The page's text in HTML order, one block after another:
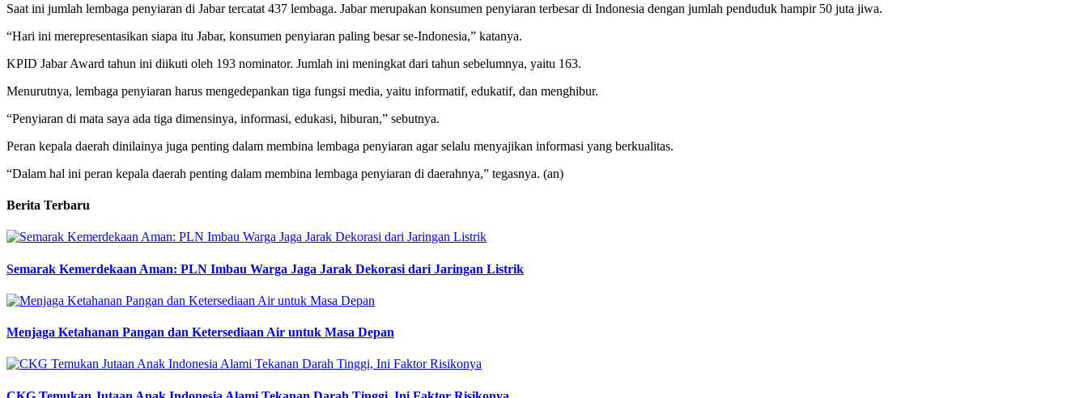
Saat ini jumlah lembaga penyiaran di Jabar tercatat 437 lembaga. Jabar merupakan konsumen penyiaran terbesar di Indonesia dengan jumlah penduduk hampir 50 juta jiwa.
“Hari ini merepresentasikan siapa itu Jabar, konsumen penyiaran paling besar se-Indonesia,” katanya.
KPID Jabar Award tahun ini diikuti oleh 193 nominator. Jumlah ini meningkat dari tahun sebelumnya, yaitu 163.
Menurutnya, lembaga penyiaran harus mengedepankan tiga fungsi media, yaitu informatif, edukatif, dan menghibur.
“Penyiaran di mata saya ada tiga dimensinya, informasi, edukasi, hiburan,” sebutnya.
Peran kepala daerah dinilainya juga penting dalam membina lembaga penyiaran agar selalu menyajikan informasi yang berkualitas.
“Dalam hal ini peran kepala daerah penting dalam membina lembaga penyiaran di daerahnya,” tegasnya. (an)
Berita Terbaru
Semarak Kemerdekaan Aman: PLN Imbau Warga Jaga Jarak Dekorasi dari Jaringan Listrik
Menjaga Ketahanan Pangan dan Ketersediaan Air untuk Masa Depan